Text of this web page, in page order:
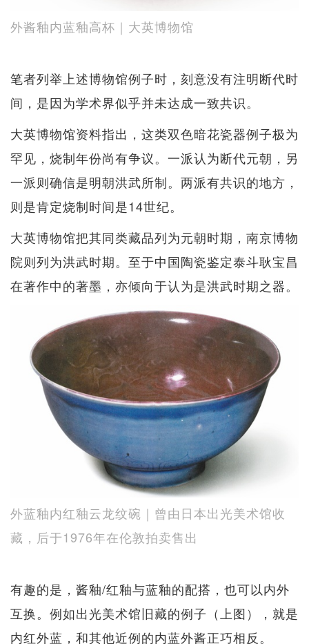
外酱釉内蓝釉高杯｜大英博物馆
笔者列举上述博物馆例子时，刻意没有注明断代时
间，是因为学术界似乎并未达成一致共识。
大英博物馆资料指出，这类双色暗花瓷器例子极为
罕见，烧制年份尚有争议。一派认为断代元朝，另
一派则确信是明朝洪武所制。两派有共识的地方，
则是肯定烧制时间是14世纪。
大英博物馆把其同类藏品列为元朝时期，南京博物
院则列为洪武时期。至于中国陶瓷鉴定泰斗耿宝昌
在著作中的著墨，亦倾向于认为是洪武时期之器。
外蓝釉内红釉云龙纹碗｜曾由日本出光美术馆收
藏，后于1976年在伦敦拍卖售出
有趣的是，酱釉/红釉与蓝釉的配搭，也可以内外
互换。例如出光美术馆旧藏的例子（上图），就是
内红外蓝，和其他近例的内蓝外酱正巧相反。